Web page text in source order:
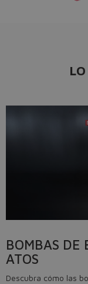
BOMBAS DE
ATOS
Descubra cómo las